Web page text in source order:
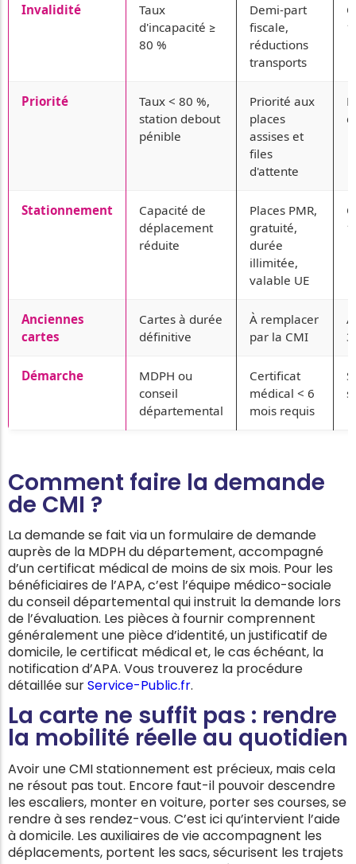
Invalidité
Taux
d'incapacité ≥
80 %
Demi-part
fiscale,
réductions
transports
Priorité
Taux < 80 %,
station debout
pénible
Priorité aux
places
assises et
files
d'attente
Stationnement
Capacité de
déplacement
réduite
Places PMR,
gratuité,
durée
illimitée,
valable UE
Anciennes
cartes
Cartes à durée
définitive
À remplacer
par la CMI
Démarche
MDPH ou
conseil
départemental
Certificat
médical < 6
mois requis
Comment faire la demande
de CMI ?
La demande se fait via un formulaire de demande
auprès de la MDPH du département, accompagné
d’un certificat médical de moins de six mois. Pour les
bénéficiaires de l’APA, c’est l’équipe médico-sociale
du conseil départemental qui instruit la demande lors
de l’évaluation. Les pièces à fournir comprennent
généralement une pièce d’identité, un justificatif de
domicile, le certificat médical et, le cas échéant, la
notification d’APA. Vous trouverez la procédure
détaillée surService-Public.fr.
La carte ne suffit pas : rendre
la mobilité réelle au quotidien
Avoir une CMI stationnement est précieux, mais cela
ne résout pas tout. Encore faut-il pouvoir descendre
les escaliers, monter en voiture, porter ses courses, se
rendre à ses rendez-vous. C’est ici qu’intervient l’aide
à domicile. Les auxiliaires de vie accompagnent les
déplacements, portent les sacs, sécurisent les trajets